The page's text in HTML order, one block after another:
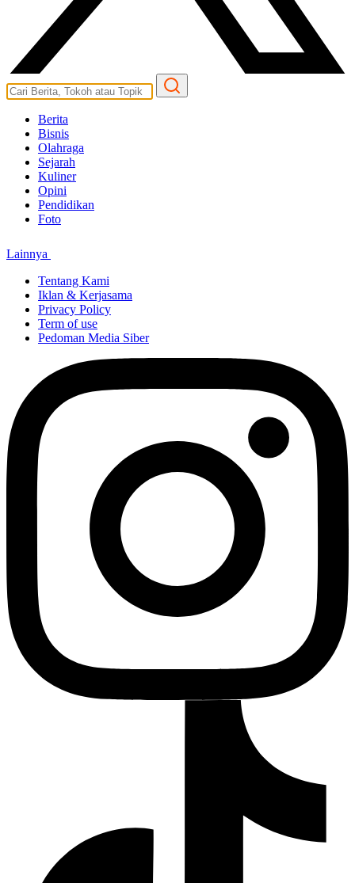
Berita
Bisnis
Olahraga
Sejarah
Kuliner
Opini
Pendidikan
Foto
Lainnya
Tentang Kami
Iklan & Kerjasama
Privacy Policy
Term of use
Pedoman Media Siber